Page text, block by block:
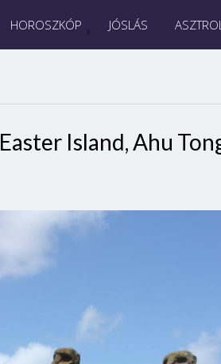
HOROSZKÓP JÓSLÁS
Easter Island, Ahu